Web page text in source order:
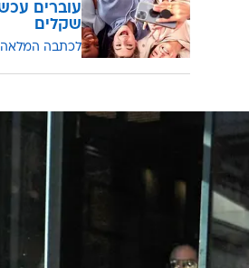
שקלים
לכתבה המלאה